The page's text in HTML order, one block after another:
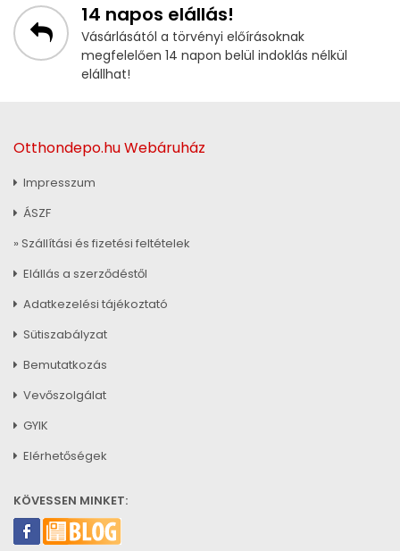
14 napos elállás!
Vásárlásától a törvényi előírásoknak
megfelelően 14 napon belül indoklás nélkül
elállhat!
Otthondepo.hu Webáruház
Impresszum
ÁSZF
» Szállítási és fizetési feltételek
Elállás a szerződéstől
Adatkezelési tájékoztató
Sütiszabályzat
Bemutatkozás
Vevőszolgálat
GYIK
Elérhetőségek
KÖVESSEN MINKET: